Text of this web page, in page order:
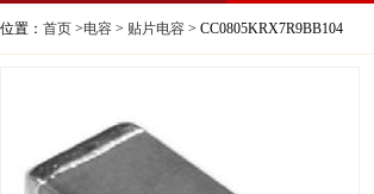
位置： 首页 >电容 > 贴片电容 > CC0805KRX7R9BB104